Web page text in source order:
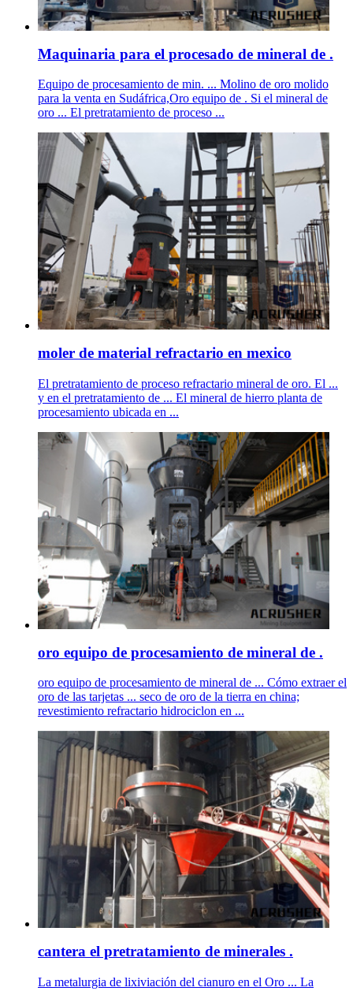
Maquinaria para el procesado de mineral de .
Equipo de procesamiento de min. ... Molino de oro molido
para la venta en Sudáfrica,Oro equipo de . Si el mineral de
oro ... El pretratamiento de proceso ...
moler de material refractario en mexico
El pretratamiento de proceso refractario mineral de oro. El ...
y en el pretratamiento de ... El mineral de hierro planta de
procesamiento ubicada en ...
oro equipo de procesamiento de mineral de .
oro equipo de procesamiento de mineral de ... Cómo extraer el
oro de las tarjetas ... seco de oro de la tierra en china;
revestimiento refractario hidrociclon en ...
cantera el pretratamiento de minerales .
La metalurgia de lixiviación del cianuro en el Oro ... La